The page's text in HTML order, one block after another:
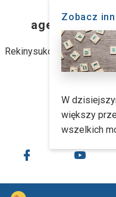
agencja
Rekinysukcesu.pl Sp. z
ul.
Zobacz
W
większy
wszelkich
swoją